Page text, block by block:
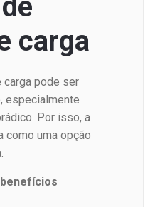
carga
carga pode ser
especialmente
Por isso, a
como uma opção